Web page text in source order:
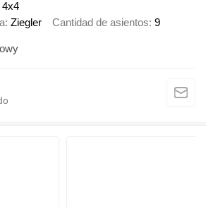
4x4
Ziegler Cantidad de asientos 9